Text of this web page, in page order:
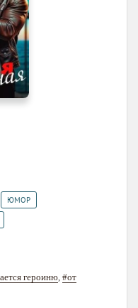
ЮМОР
героиню, #от